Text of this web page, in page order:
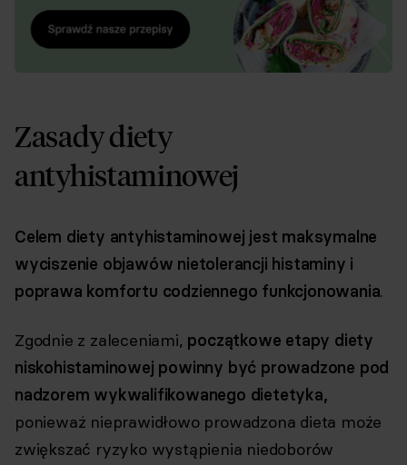
Zasady diety
antyhistaminowej
Celem diety antyhistaminowej jest maksymalne
wyciszenie objawów nietolerancji histaminy i
poprawa komfortu codziennego funkcjonowania.
Zgodnie z zaleceniami, początkowe etapy diety
niskohistaminowej powinny być prowadzone pod
nadzorem wykwalifikowanego dietetyka,
ponieważ nieprawidłowo prowadzona dieta może
zwiększać ryzyko wystąpienia niedoborów